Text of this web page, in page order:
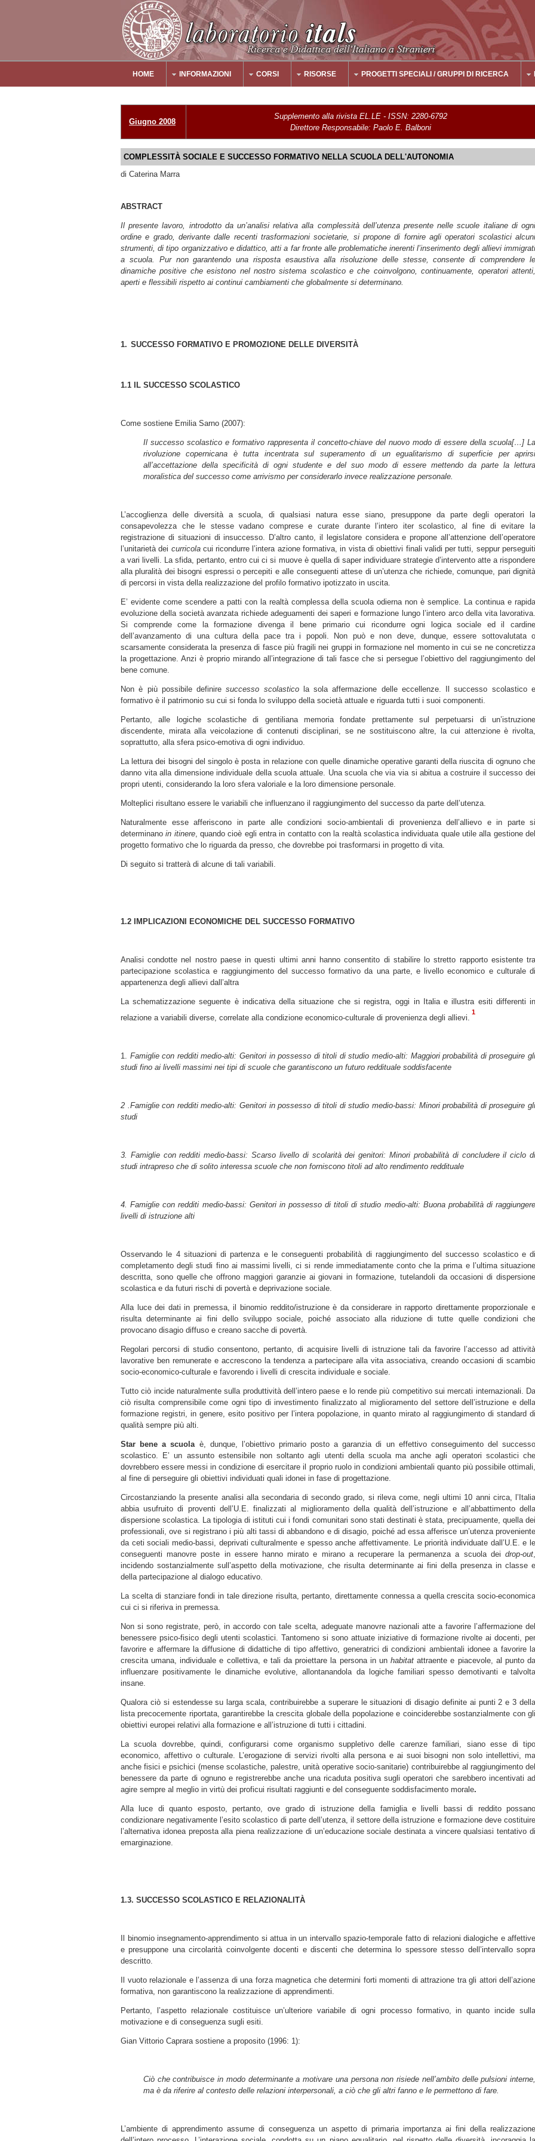
Main Menu
HOME INFORMAZIONI CORSI RISORSE PROGETTI SPECIALI / GRUPPI DI RICERCA
Giugno 2008
Supplemento alla rivista EL.LE - ISSN: 2280-6792
Direttore Responsabile: Paolo E. Balboni
COMPLESSITÀ SOCIALE E SUCCESSO FORMATIVO NELLA SCUOLA DELL'AUTONOMIA
di Caterina Marra
ABSTRACT
Il presente lavoro, introdotto da un’analisi relativa alla complessità dell’utenza presente nelle scuole italiane di ogni
ordine e grado, derivante dalle recenti trasformazioni societarie, si propone di fornire agli operatori scolastici alcuni
strumenti, di tipo organizzativo e didattico, atti a far fronte alle problematiche inerenti l’inserimento degli allievi immigrati
a scuola. Pur non garantendo una risposta esaustiva alla risoluzione delle stesse, consente di comprendere le
dinamiche positive che esistono nel nostro sistema scolastico e che coinvolgono, continuamente, operatori attenti,
aperti e flessibili rispetto ai continui cambiamenti che globalmente si determinano.
1. SUCCESSO FORMATIVO E PROMOZIONE DELLE DIVERSITÀ
1.1 IL SUCCESSO SCOLASTICO
Come sostiene Emilia Sarno (2007):
Il successo scolastico e formativo rappresenta il concetto-chiave del nuovo modo di essere della scuola[…] La
rivoluzione copernicana è tutta incentrata sul superamento di un egualitarismo di superficie per aprirsi
all’accettazione della specificità di ogni studente e del suo modo di essere mettendo da parte la lettura
moralistica del successo come arrivismo per considerarlo invece realizzazione personale.
L’accoglienza delle diversità a scuola, di qualsiasi natura esse siano, presuppone da parte degli operatori la
consapevolezza che le stesse vadano comprese e curate durante l’intero iter scolastico, al fine di evitare la
registrazione di situazioni di insuccesso. D’altro canto, il legislatore considera e propone all’attenzione dell’operatore
l’unitarietà dei curricolacui ricondurre l’intera azione formativa, in vista di obiettivi finali validi per tutti, seppur perseguiti
a vari livelli. La sfida, pertanto, entro cui ci si muove è quella di saper individuare strategie d’intervento atte a rispondere
alla pluralità dei bisogni espressi o percepiti e alle conseguenti attese di un’utenza che richiede, comunque, pari dignità
di percorsi in vista della realizzazione del profilo formativo ipotizzato in uscita.
E’ evidente come scendere a patti con la realtà complessa della scuola odierna non è semplice. La continua e rapida
evoluzione della società avanzata richiede adeguamenti dei saperi e formazione lungo l’intero arco della vita lavorativa.
Si comprende come la formazione divenga il bene primario cui ricondurre ogni logica sociale ed il cardine
dell’avanzamento di una cultura della pace tra i popoli. Non può e non deve, dunque, essere sottovalutata o
scarsamente considerata la presenza di fasce più fragili nei gruppi in formazione nel momento in cui se ne concretizza
la progettazione. Anzi è proprio mirando all’integrazione di tali fasce che si persegue l’obiettivo del raggiungimento del
bene comune.
Non è più possibile definiresuccesso scolasticola sola affermazione delle eccellenze. Il successo scolastico e
formativo è il patrimonio su cui si fonda lo sviluppo della società attuale e riguarda tutti i suoi componenti.
Pertanto, alle logiche scolastiche di gentiliana memoria fondate prettamente sul perpetuarsi di un’istruzione
discendente, mirata alla veicolazione di contenuti disciplinari, se ne sostituiscono altre, la cui attenzione è rivolta,
soprattutto, alla sfera psico-emotiva di ogni individuo.
La lettura dei bisogni del singolo è posta in relazione con quelle dinamiche operative garanti della riuscita di ognuno che
danno vita alla dimensione individuale della scuola attuale. Una scuola che via via si abitua a costruire il successo dei
propri utenti, considerando la loro sfera valoriale e la loro dimensione personale.
Molteplici risultano essere le variabili che influenzano il raggiungimento del successo da parte dell’utenza.
Naturalmente esse afferiscono in parte alle condizioni socio-ambientali di provenienza dell’allievo e in parte si
determinanoin itinere, quando cioè egli entra in contatto con la realtà scolastica individuata quale utile alla gestione del
progetto formativo che lo riguarda da presso, che dovrebbe poi trasformarsi in progetto di vita.
Di seguito si tratterà di alcune di tali variabili.
1.2 IMPLICAZIONI ECONOMICHE DEL SUCCESSO FORMATIVO
Analisi condotte nel nostro paese in questi ultimi anni hanno consentito di stabilire lo stretto rapporto esistente tra
partecipazione scolastica e raggiungimento del successo formativo da una parte, e livello economico e culturale di
appartenenza degli allievi dall’altra
La schematizzazione seguente è indicativa della situazione che si registra, oggi in Italia e illustra esiti differenti in
relazione a variabili diverse, correlate alla condizione economico-culturale di provenienza degli allievi.
1
1.
Famiglie con redditi medio-alti: Genitori in possesso di titoli di studio medio-alti: Maggiori probabilità di proseguire gli
studi fino ai livelli massimi nei tipi di scuole che garantiscono un futuro reddituale soddisfacente
2 .Famiglie con redditi medio-alti: Genitori in possesso di titoli di studio medio-bassi: Minori probabilità di proseguire gli
studi
3. Famiglie con redditi medio-bassi: Scarso livello di scolarità dei genitori: Minori probabilità di concludere il ciclo di
studi intrapreso che di solito interessa scuole che non forniscono titoli ad alto rendimento reddituale
4. Famiglie con redditi medio-bassi: Genitori in possesso di titoli di studio medio-alti: Buona probabilità di raggiungere
livelli di istruzione alti
Osservando le 4 situazioni di partenza e le conseguenti probabilità di raggiungimento del successo scolastico e di
completamento degli studi fino ai massimi livelli, ci si rende immediatamente conto che la prima e l’ultima situazione
descritta, sono quelle che offrono maggiori garanzie ai giovani in formazione, tutelandoli da occasioni di dispersione
scolastica e da futuri rischi di povertà e deprivazione sociale.
Alla luce dei dati in premessa, il binomio reddito/istruzione è da considerare in rapporto direttamente proporzionale e
risulta determinante ai fini dello sviluppo sociale, poiché associato alla riduzione di tutte quelle condizioni che
provocano disagio diffuso e creano sacche di povertà.
Regolari percorsi di studio consentono, pertanto, di acquisire livelli di istruzione tali da favorire l’accesso ad attività
lavorative ben remunerate e accrescono la tendenza a partecipare alla vita associativa, creando occasioni di scambio
socio-economico-culturale e favorendo i livelli di crescita individuale e sociale.
Tutto ciò incide naturalmente sulla produttività dell’intero paese e lo rende più competitivo sui mercati internazionali. Da
ciò risulta comprensibile come ogni tipo di investimento finalizzato al miglioramento del settore dell’istruzione e della
formazione registri, in genere, esito positivo per l’intera popolazione, in quanto mirato al raggiungimento di standard di
qualità sempre più alti.
Star bene a scuola è, dunque, l’obiettivo primario posto a garanzia di un effettivo conseguimento del successo
scolastico. E’ un assunto estensibile non soltanto agli utenti della scuola ma anche agli operatori scolastici che
dovrebbero essere messi in condizione di esercitare il proprio ruolo in condizioni ambientali quanto più possibile ottimali,
al fine di perseguire gli obiettivi individuati quali idonei in fase di progettazione.
Circostanziando la presente analisi alla secondaria di secondo grado, si rileva come, negli ultimi 10 anni circa, l’Italia
abbia usufruito di proventi dell’U.E. finalizzati al miglioramento della qualità dell’istruzione e all’abbattimento della
dispersione scolastica. La tipologia di istituti cui i fondi comunitari sono stati destinati è stata, precipuamente, quella dei
professionali, ove si registrano i più alti tassi di abbandono e di disagio, poiché ad essa afferisce un’utenza proveniente
da ceti sociali medio-bassi, deprivati culturalmente e spesso anche affettivamente. Le priorità individuate dall’U.E. e le
conseguenti manovre poste in essere hanno mirato e mirano a recuperare la permanenza a scuola dei drop-out
incidendo sostanzialmente sull’aspetto della motivazione, che risulta determinante ai fini della presenza in classe e
della partecipazione al dialogo educativo.
La scelta di stanziare fondi in tale direzione risulta, pertanto, direttamente connessa a quella crescita socio-economica
cui ci si riferiva in premessa.
Non si sono registrate, però, in accordo con tale scelta, adeguate manovre nazionali atte a favorire l’affermazione del
benessere psico-fisico degli utenti scolastici. Tantomeno si sono attuate iniziative di formazione rivolte ai docenti, per
favorire e affermare la diffusione di didattiche di tipo affettivo, generatrici di condizioni ambientali idonee a favorire la
crescita umana, individuale e collettiva, e tali da proiettare la persona in unhabitat attraente e piacevole, al punto da
influenzare positivamente le dinamiche evolutive, allontanandola da logiche familiari spesso demotivanti e talvolta
insane.
Qualora ciò si estendesse su larga scala, contribuirebbe a superare le situazioni di disagio definite ai punti 2 e 3 della
lista precocemente riportata, garantirebbe la crescita globale della popolazione e coinciderebbe sostanzialmente con gli
obiettivi europei relativi alla formazione e all’istruzione di tutti i cittadini.
La scuola dovrebbe, quindi, configurarsi come organismo suppletivo delle carenze familiari, siano esse di tipo
economico, affettivo o culturale. L’erogazione di servizi rivolti alla persona e ai suoi bisogni non solo intellettivi, ma
anche fisici e psichici (mense scolastiche, palestre, unità operative socio-sanitarie) contribuirebbe al raggiungimento del
benessere da parte di ognuno e registrerebbe anche una ricaduta positiva sugli operatori che sarebbero incentivati ad
agire sempre al meglio in virtù dei proficui risultati raggiunti e del conseguente soddisfacimento morale.
Alla luce di quanto esposto, pertanto, ove grado di istruzione della famiglia e livelli bassi di reddito possano
condizionare negativamente l’esito scolastico di parte dell’utenza, il settore della istruzione e formazione deve costituire
l’alternativa idonea preposta alla piena realizzazione di un’educazione sociale destinata a vincere qualsiasi tentativo di
emarginazione.
1.3. SUCCESSO SCOLASTICO E RELAZIONALITÀ
Il binomio insegnamento-apprendimento si attua in un intervallo spazio-temporale fatto di relazioni dialogiche e affettive
e presuppone una circolarità coinvolgente docenti e discenti che determina lo spessore stesso dell’intervallo sopra
descritto.
Il vuoto relazionale e l’assenza di una forza magnetica che determini forti momenti di attrazione tra gli attori dell’azione
formativa, non garantiscono la realizzazione di apprendimenti.
Pertanto, l’aspetto relazionale costituisce un’ulteriore variabile di ogni processo formativo, in quanto incide sulla
motivazione e di conseguenza sugli esiti.
Gian Vittorio Caprara sostiene a proposito (1996: 1):
Ciò che contribuisce in modo determinante a motivare una persona non risiede nell’ambito delle pulsioni interne,
ma è da riferire al contesto delle relazioni interpersonali, a ciò che gli altri fanno e le permettono di fare.
L’ambiente di apprendimento assume di conseguenza un aspetto di primaria importanza ai fini della realizzazione